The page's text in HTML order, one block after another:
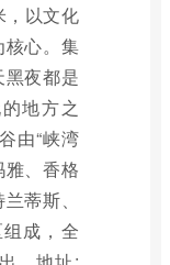
，以文化
核心。集
夜都是
地方之
由“峡湾
、香格
蒂斯、
成，全